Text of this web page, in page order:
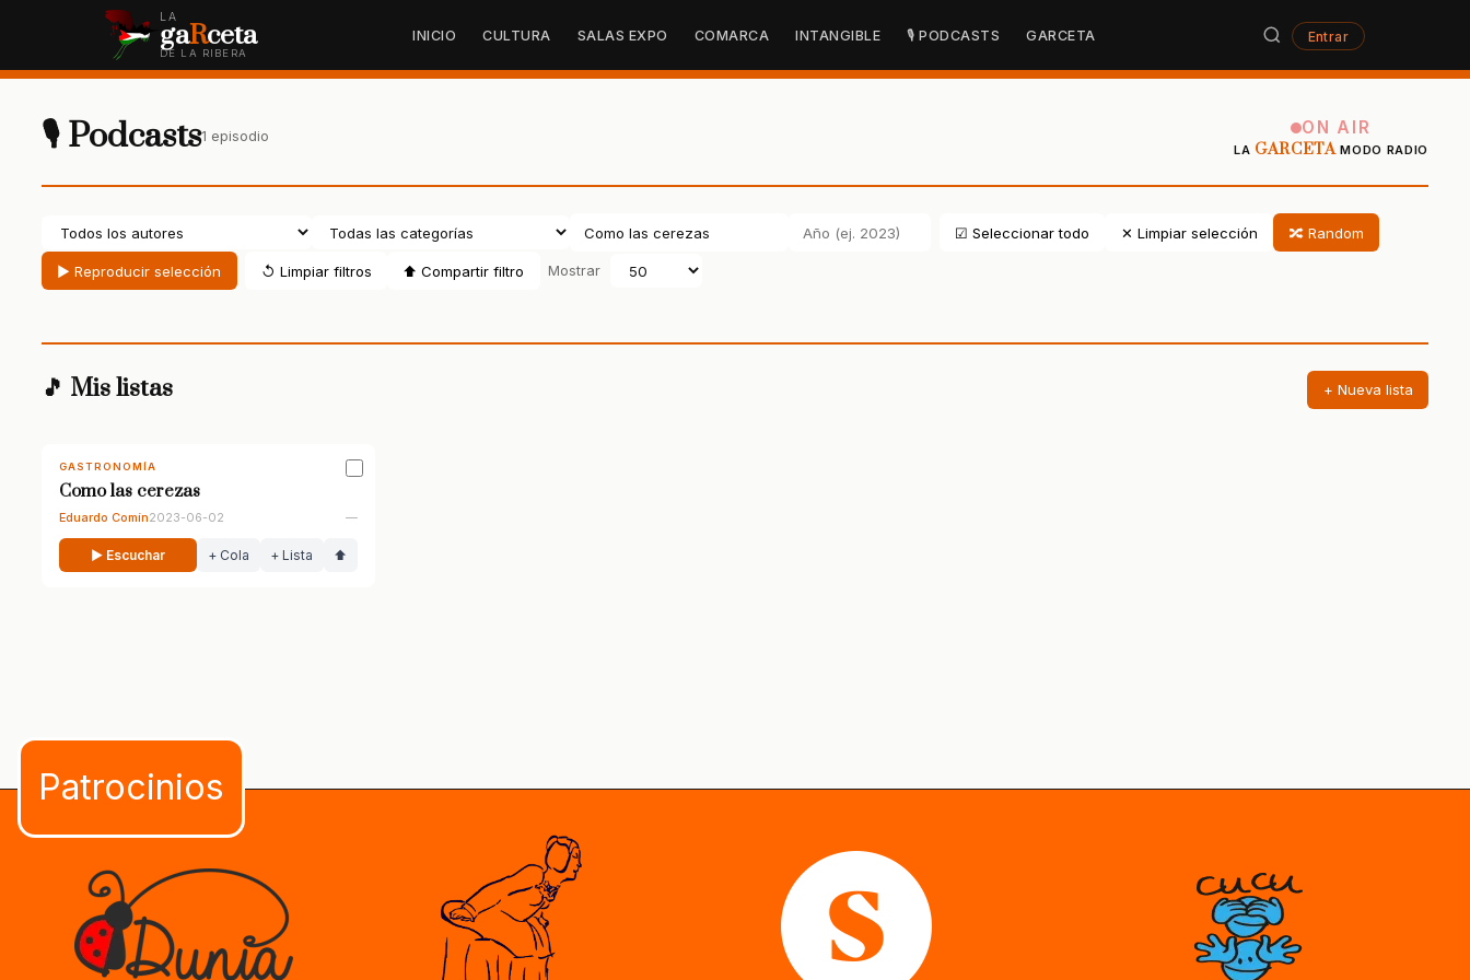
LA
gaRceta
DE LA RIBERA
INICIO CULTURA SALAS EXPO COMARCA INTANGIBLE 🎙 PODCASTS GARCETA Entrar
🎙 Podcasts1 episodio ON AIR
LA GARCETAMODO RADIO
☑ Seleccionar todo ✕ Limpiar selección 🔀 Random
▶ Reproducir selección ↺ Limpiar filtros ⬆ Compartir filtro Mostrar
🎵 Mis listas + Nueva lista
GASTRONOMÍA
Como las cerezas
Eduardo Comín2023-06-02 —
▶ Escuchar + Cola + Lista ⬆